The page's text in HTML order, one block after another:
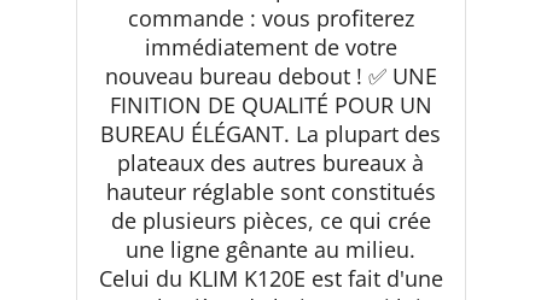
commande : vous profiterez
immédiatement de votre
nouveau bureau debout ! ✅ UNE
FINITION DE QUALITÉ POUR UN
BUREAU ÉLÉGANT. La plupart des
plateaux des autres bureaux à
hauteur réglable sont constitués
de plusieurs pièces, ce qui crée
une ligne gênante au milieu.
Celui du KLIM K120E est fait d'une